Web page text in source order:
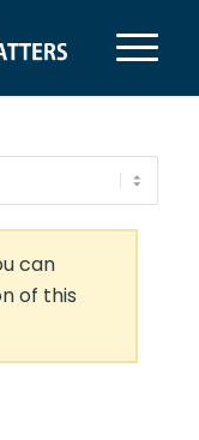
can
of this